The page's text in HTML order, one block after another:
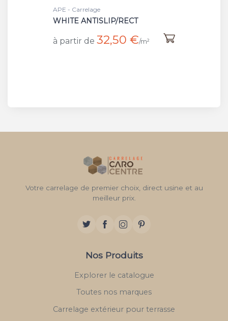
APE - Carrelage
WHITE ANTISLIP/RECT
à partir de 32,50 €/m²
Votre carrelage de premier choix, direct usine et au
meilleur prix.
Nos Produits
Explorer le catalogue
Toutes nos marques
Carrelage extérieur pour terrasse